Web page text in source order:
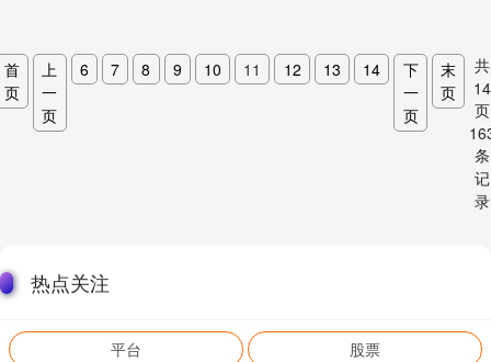
首
页
上
一
页
6 7 8 9 10 11 12 13 14
下
一
页
末
页
共
14
页
条
记
录
热点关注
平台 股票